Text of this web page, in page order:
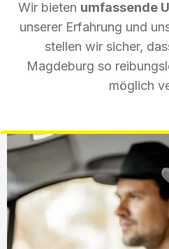
Wir bieten umfassende
unserer Erfahrung und
stellen wir sicher,
Magdeburg so
möglich